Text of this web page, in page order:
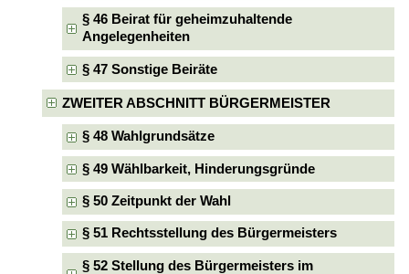
§ 46 Beirat für geheimzuhaltende
Angelegenheiten
§ 47 Sonstige Beiräte
ZWEITER ABSCHNITT BÜRGERMEISTER
§ 48 Wahlgrundsätze
§ 49 Wählbarkeit, Hinderungsgründe
§ 50 Zeitpunkt der Wahl
§ 51 Rechtsstellung des Bürgermeisters
§ 52 Stellung des Bürgermeisters im